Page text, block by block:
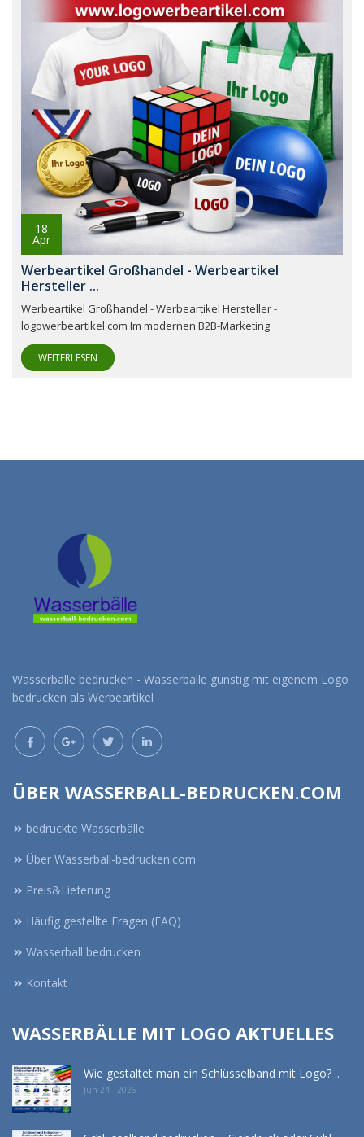
18
Apr
Werbeartikel Großhandel - Werbeartikel
Hersteller ...
Werbeartikel Großhandel - Werbeartikel Hersteller -
logowerbeartikel.com Im modernen B2B-Marketing
WEITERLESEN
Wasserbälle bedrucken - Wasserbälle günstig mit eigenem Logo
bedrucken als Werbeartikel
ÜBER WASSERBALL-BEDRUCKEN.COM
bedruckte Wasserbälle
Über Wasserball-bedrucken.com
Preis&Lieferung
Häufig gestellte Fragen (FAQ)
Wasserball bedrucken
Kontakt
WASSERBÄLLE MIT LOGO AKTUELLES
Wie gestaltet man ein Schlüsselband mit Logo? ..
Jun 24 - 2026